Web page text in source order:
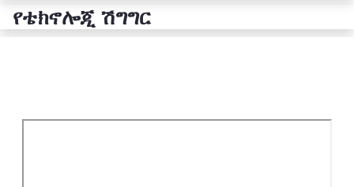
የቴክኖሎጂ ሽግግር